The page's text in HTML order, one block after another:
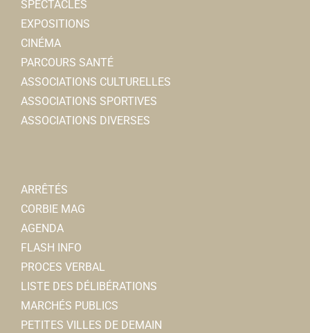
SPECTACLES
EXPOSITIONS
CINÉMA
PARCOURS SANTÉ
ASSOCIATIONS CULTURELLES
ASSOCIATIONS SPORTIVES
ASSOCIATIONS DIVERSES
ARRÊTÉS
CORBIE MAG
AGENDA
FLASH INFO
PROCES VERBAL
LISTE DES DÉLIBÉRATIONS
MARCHÉS PUBLICS
PETITES VILLES DE DEMAIN